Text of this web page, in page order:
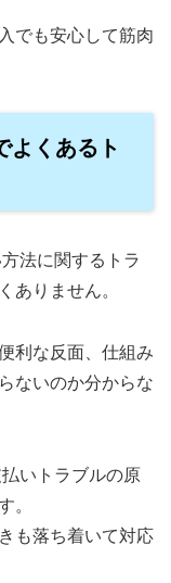
でも安心して筋肉
よくあるト
法に関するトラ
ありません。
利な反面、仕組み
ないのか分からな
いトラブルの原
。
も落ち着いて対応